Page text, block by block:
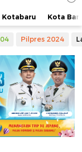
Mendidik
Kotabaru Kota
Pilpres 2024